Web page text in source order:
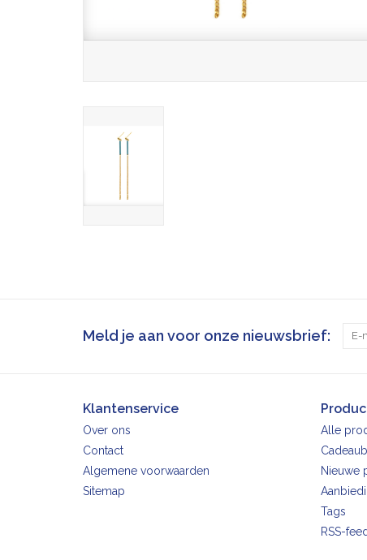
Meld je aan voor onze nieuwsbrief:
Klantenservice
Over ons
Contact
Algemene voorwaarden
Sitemap
Alle
Nieuwe
Tags
RSS-feed